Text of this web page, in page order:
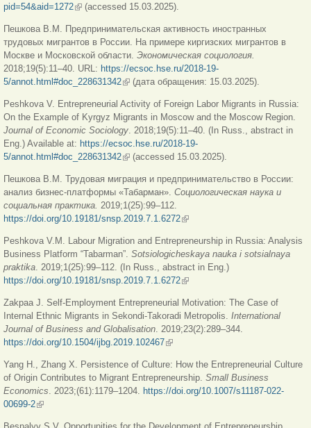
pid=54&aid=1272(внешняя ссылка)
(accessed 15.03.2025).
Пешкова В.М. Предпринимательская активность иностранных
трудовых мигрантов в России. На примере киргизских мигрантов в
Москве и Московской области. Экономическая социология.
2018;19(5):11–40. URL: https://ecsoc.hse.ru/2018-19-
5/annot.html#doc_228631342(внешняя ссылка)
(дата обращения: 15.03.2025).
Peshkova V. Entrepreneurial Activity of Foreign Labor Migrants in Russia:
Оn the Example of Kyrgyz Migrants in Moscow and the Moscow Region.
Journal of Economic Sociology. 2018;19(5):11–40. (In Russ., abstract in
Eng.) Available at: https://ecsoc.hse.ru/2018-19-
5/annot.html#doc_228631342(внешняя ссылка)
(accessed 15.03.2025).
Пешкова В.М. Трудовая миграция и предпринимательство в России:
анализ бизнес-платформы «Табарман». Социологическая наука и
социальная практика. 2019;1(25):99–112.
https://doi.org/10.19181/snsp.2019.7.1.6272(внешняя ссылка)
Peshkova V.M. Labour Migration and Entrepreneurship in Russia: Analysis
Business Platform “Tabarman”. Sotsiologicheskaya nauka i sotsialnaya
praktika. 2019;1(25):99–112. (In Russ., abstract in Eng.)
https://doi.org/10.19181/snsp.2019.7.1.6272(внешняя ссылка)
Zakpaa J. Self-Employment Entrepreneurial Motivation: The Case of
Internal Ethnic Migrants in Sekondi-Takoradi Metropolis. International
Journal of Business and Globalisation. 2019;23(2):289–344.
https://doi.org/10.1504/ijbg.2019.102467(внешняя ссылка)
Yang H., Zhang X. Persistence of Culture: How the Entrepreneurial Culture
of Origin Contributes to Migrant Entrepreneurship. Small Business
Economics. 2023;(61):1179–1204. https://doi.org/10.1007/s11187-022-
00699-2(внешняя ссылка)